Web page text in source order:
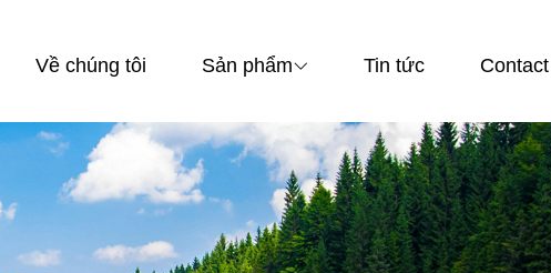
Về chúng tôi Sản phẩm Tin tức